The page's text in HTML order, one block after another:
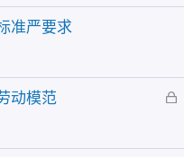
准严要求
动模范